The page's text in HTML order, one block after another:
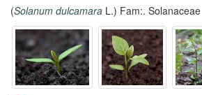
(Solanum dulcamara L.) Fam:. Solanaceae